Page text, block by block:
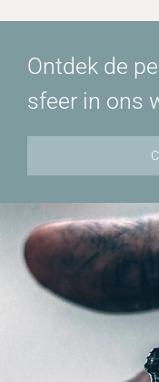
Ontdek de
sfeer in ons